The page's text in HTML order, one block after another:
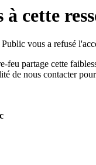
à cette
vous a refusé
feu partage cette
de nous contacter